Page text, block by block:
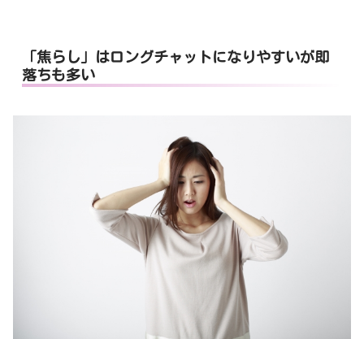
「焦らし」はロングチャットになりやすいが即
落ちも多い